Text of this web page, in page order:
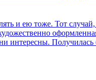
и ею тоже. Тот
Получилась